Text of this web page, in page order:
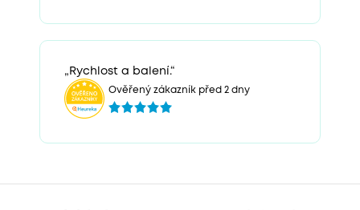
„Rychlost a balení.“
Ověřený zákazník před 2 dny